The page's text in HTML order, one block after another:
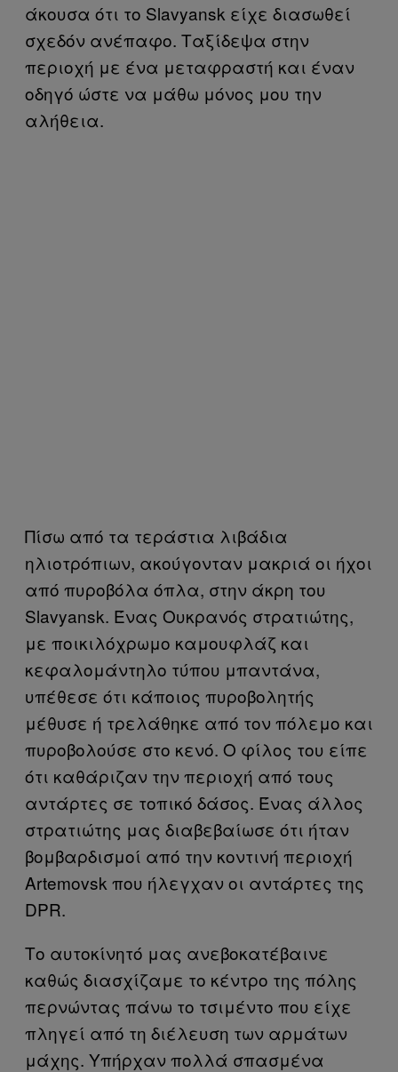
άκουσα ότι το Slavyansk είχε διασωθεί
σχεδόν ανέπαφο. Ταξίδεψα στην
περιοχή με ένα μεταφραστή και έναν
οδηγό ώστε να μάθω μόνος μου την
αλήθεια.
Πίσω από τα τεράστια λιβάδια
ηλιοτρόπιων, ακούγονταν μακριά οι ήχοι
από πυροβόλα όπλα, στην άκρη του
Slavyansk. Ένας Ουκρανός στρατιώτης,
με ποικιλόχρωμο καμουφλάζ και
κεφαλομάντηλο τύπου μπαντάνα,
υπέθεσε ότι κάποιος πυροβολητής
μέθυσε ή τρελάθηκε από τον πόλεμο και
πυροβολούσε στο κενό. Ο φίλος του είπε
ότι καθάριζαν την περιοχή από τους
αντάρτες σε τοπικό δάσος. Ένας άλλος
στρατιώτης μας διαβεβαίωσε ότι ήταν
βομβαρδισμοί από την κοντινή περιοχή
Artemovsk που ήλεγχαν οι αντάρτες της
DPR.
Το αυτοκίνητό μας ανεβοκατέβαινε
καθώς διασχίζαμε το κέντρο της πόλης
περνώντας πάνω το τσιμέντο που είχε
πληγεί από τη διέλευση των αρμάτων
μάχης. Υπήρχαν πολλά σπασμένα